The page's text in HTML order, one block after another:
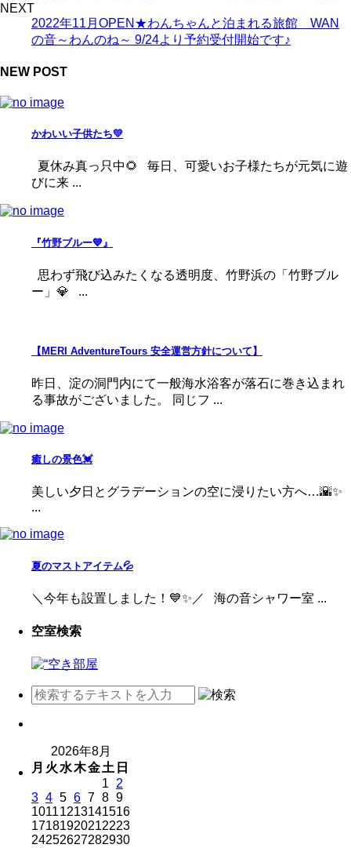
NEXT
2022年11月OPEN★わんちゃんと泊まれる旅館 WAN
の音～わんのね～ 9/24より予約受付開始です♪
NEW POST
かわいい子供たち💛
夏休み真っ只中🌻 毎日、可愛いお子様たちが元気に遊
びに来 ...
『竹野ブルー💙』
思わず飛び込みたくなる透明度、竹野浜の「竹野ブル
ー」💎 ...
【MERI AdventureTours 安全運営方針について】
昨日、淀の洞門内にて一般海水浴客が落石に巻き込まれ
る事故がございました。 同じフ ...
癒しの景色💓
美しい夕日とグラデーションの空に浸りたい方へ…🌇✨
...
夏のマストアイテム💦
＼今年も設置しました！💙✨／ 海の音シャワー室 ...
空室検索
2026年8月
月 火 水木金土 日
1
2
3 4 5 6 7 8 9
10111213141516
17181920212223
24252627282930